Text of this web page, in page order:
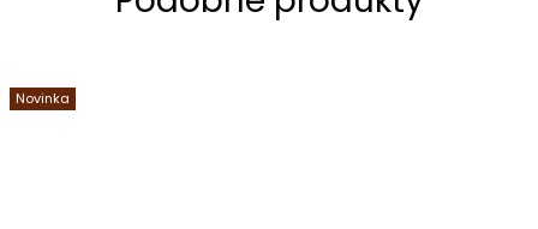
Novinka